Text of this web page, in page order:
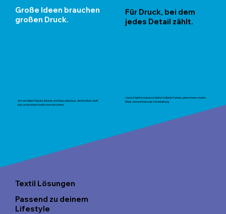
Große Ideen brauchen
großen Druck.
Wir erstellen Plakate, Banner und Messedisplays, die Ihre Botschaft
klar und professionell kommunizieren.
Für Druck, bei dem
jedes Detail zählt.
Unser Kleinformatdruck liefert brillante Farben, gestochen scharfe
Bilder und erstklassige Verarbeitung.
Textil Lösungen
Passend zu deinem
Lifestyle